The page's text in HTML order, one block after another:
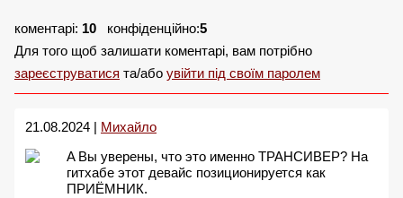
коментарі: 10 конфіденційно:5
Для того щоб залишати коментарі, вам потрібно
зареєструватися та/або увійти під своїм паролем
21.08.2024 | Михайло
A Вы уверены, что это именно ТРАНСИВЕР? На
гитхабе этот девайс позиционируется как
ПРИЁМНИК.